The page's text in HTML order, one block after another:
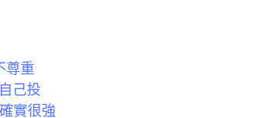
尊重
己投
實很強